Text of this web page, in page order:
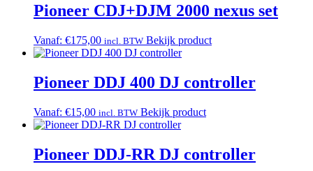
Pioneer CDJ+DJM 2000 nexus set
Vanaf: €175,00 incl. BTW Bekijk product
Pioneer DDJ 400 DJ controller
Vanaf: €15,00 incl. BTW Bekijk product
Pioneer DDJ-RR DJ controller